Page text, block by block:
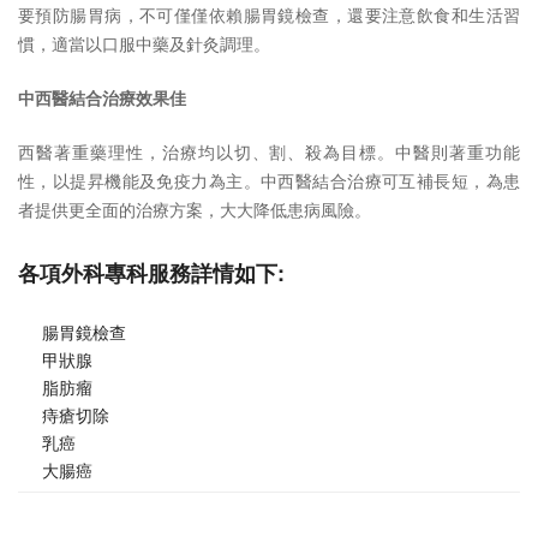
要預防腸胃病，不可僅僅依賴腸胃鏡檢查，還要注意飲食和生活習
慣，適當以口服中藥及針灸調理。
中西醫結合治療效果佳
西醫著重藥理性，治療均以切、割、殺為目標。中醫則著重功能
性，以提昇機能及免疫力為主。中西醫結合治療可互補長短，為患
者提供更全面的治療方案，大大降低患病風險。
各項外科專科服務詳情如下:
腸胃鏡檢查
甲狀腺
脂肪瘤
痔瘡切除
乳癌
大腸癌